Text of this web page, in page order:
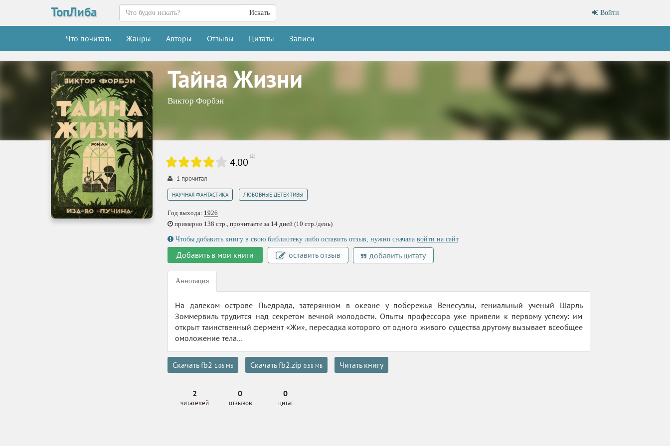
ТопЛиба Войти
Искать
Что почитать Жанры Авторы Отзывы Цитаты Записи
Тайна Жизни
Виктор Форбэн
4.00 (2)
1 прочитал
НАУЧНАЯ ФАНТАСТИКА ЛЮБОВНЫЕ ДЕТЕКТИВЫ
Год выхода: 1926
примерно 138 стр., прочитаете за 14 дней (10 стр./день)
Чтобы добавить книгу в свою библиотеку либо оставить отзыв, нужно сначала войти на сайт.
Добавить в мои книги оставить отзыв добавить цитату
Аннотация
На далеком острове Пьедрада, затерянном в океане у побережья Венесуэлы, гениальный ученый Шарль
Зоммервиль трудится над секретом вечной молодости. Опыты профессора уже привели к первому успеху: им
открыт таинственный фермент «Жи», пересадка которого от одного живого существа другому вызывает всеобщее
омоложение тела…
Скачать fb2 1.06 МБ Скачать fb2.zip 0.58 МБ Читать книгу
2
читателей
0
отзывов
0
цитат